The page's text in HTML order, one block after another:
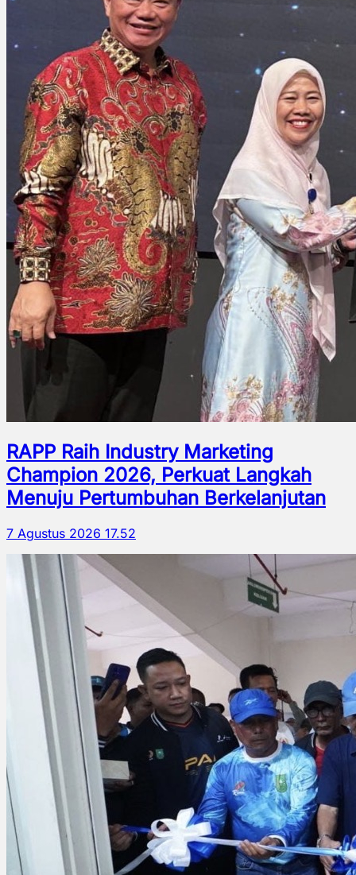
RAPP Raih Industry Marketing
Champion 2026, Perkuat Langkah
Menuju Pertumbuhan Berkelanjutan
7 Agustus 2026 17.52